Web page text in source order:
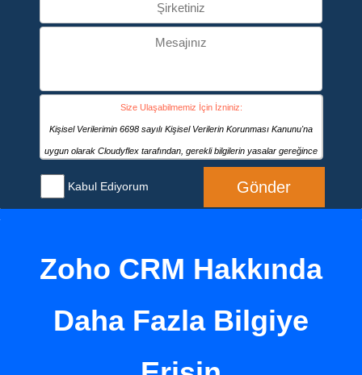
Size Ulaşabilmemiz İçin İzniniz:
Kişisel Verilerimin 6698 sayılı Kişisel Verilerin Korunması Kanunu'na
uygun olarak Cloudyflex tarafından, gerekli bilgilerin yasalar gereğince
muhafazası, Cloudyflex’in ürün / hizmet sunması, tedarikçi ya da
üreticilerden ürün ve/veya hizmet tedariki sağlaması ve/veya bu konuda
elektronik ortamda gerçekleştirilecek iş ve işlemlere dayanak olacak
bilgi ve belgeleri düzenlenmesi gibi amaçların gerçekleştirilmesi için her
iş ilişkisine bağlı fiili gereklilikler halinde yurtiçi veya yurtdışındaki
Kabul Ediyorum Gönder
Zoho CRM Hakkında
Daha Fazla Bilgiye